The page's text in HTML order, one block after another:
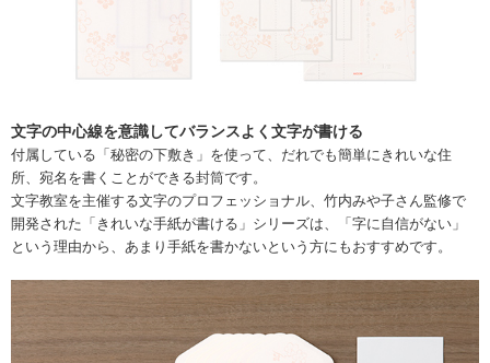
文字の中心線を意識してバランスよく文字が書ける
付属している「秘密の下敷き」を使って、だれでも簡単にきれいな住
所、宛名を書くことができる封筒です。
文字教室を主催する文字のプロフェッショナル、竹内みや子さん監修で
開発された「きれいな手紙が書ける」シリーズは、「字に自信がない」
という理由から、あまり手紙を書かないという方にもおすすめです。